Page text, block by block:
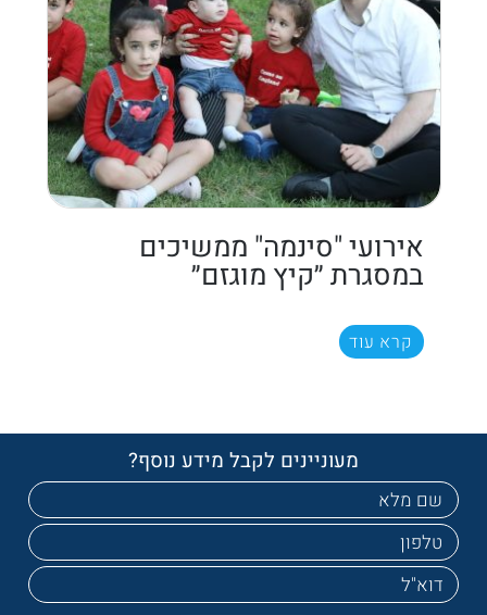
אירועי "סינמה" ממשיכים
במסגרת ״קיץ מוגזם״
קרא עוד
מעוניינים לקבל מידע נוסף?